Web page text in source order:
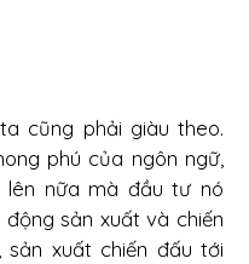
cũng phải giàu theo.
phú của ngôn ngữ,
nữa mà đầu tư nó
sản xuất và chiến
xuất chiến đấu tới